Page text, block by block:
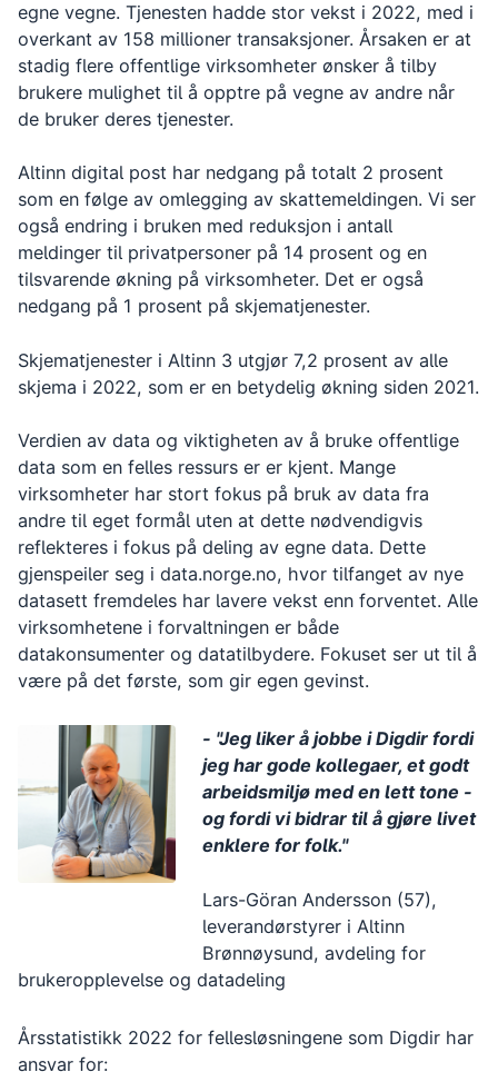
egne vegne. Tjenesten hadde stor vekst i 2022, med i
overkant av 158 millioner transaksjoner. Årsaken er at
stadig flere offentlige virksomheter ønsker å tilby
brukere mulighet til å opptre på vegne av andre når
de bruker deres tjenester.
Altinn digital post har nedgang på totalt 2 prosent
som en følge av omlegging av skattemeldingen. Vi ser
også endring i bruken med reduksjon i antall
meldinger til privatpersoner på 14 prosent og en
tilsvarende økning på virksomheter. Det er også
nedgang på 1 prosent på skjematjenester.
Skjematjenester i Altinn 3 utgjør 7,2 prosent av alle
skjema i 2022, som er en betydelig økning siden 2021.
Verdien av data og viktigheten av å bruke offentlige
data som en felles ressurs er er kjent. Mange
virksomheter har stort fokus på bruk av data fra
andre til eget formål uten at dette nødvendigvis
reflekteres i fokus på deling av egne data. Dette
gjenspeiler seg i data.norge.no, hvor tilfanget av nye
datasett fremdeles har lavere vekst enn forventet. Alle
virksomhetene i forvaltningen er både
datakonsumenter og datatilbydere. Fokuset ser ut til å
være på det første, som gir egen gevinst.
- "Jeg liker å jobbe i Digdir fordi
jeg har gode kollegaer, et godt
arbeidsmiljø med en lett tone -
og fordi vi bidrar til å gjøre livet
enklere for folk."
Lars-Göran Andersson (57),
leverandørstyrer i Altinn
Brønnøysund, avdeling for
brukeropplevelse og datadeling
Årsstatistikk 2022 for fellesløsningene som Digdir har
ansvar for: